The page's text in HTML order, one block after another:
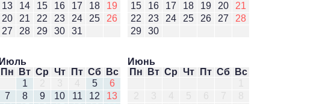
13
14 15 16 17 18
19
20
21 22 23 24 25
26
27
28 29 30 31
15
16 17 18 19 20
21
22
23 24 25 26 27
28
29
30
Июль
Пн
Вт Ср Чт Пт Сб
Вс
1
5
6
7
8 9 10 11 12
13
Июнь
Пн
Вт Ср Чт Пт Сб
Вс